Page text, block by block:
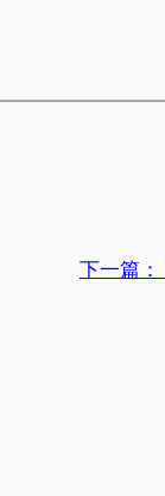
下一篇：